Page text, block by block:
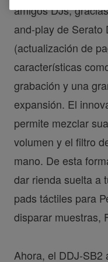
amigos DJs,
and-play de Serato
(actualización de
características
grabación y una
expansión. El
permite mezclar
volumen y el filtro
mano. De esta
dar rienda suelta a
pads táctiles para
disparar muestras,
Ahora, el DDJ-SB2